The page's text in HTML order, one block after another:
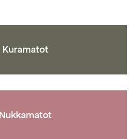
Kuramatot
Nukkamatot